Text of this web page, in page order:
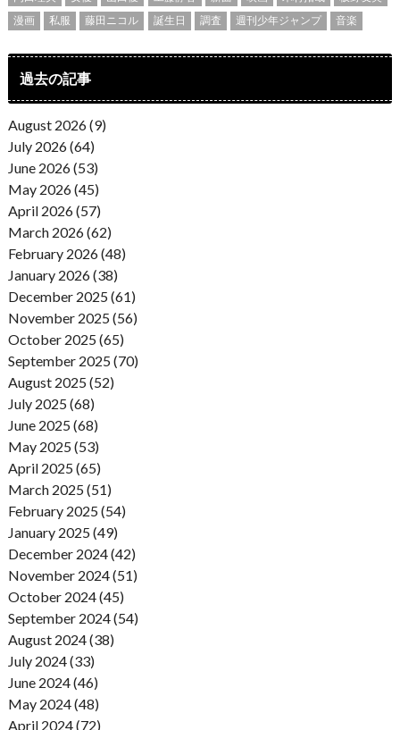
漫画
私服 藤田ニコル 誕生日 調査 週刊少年ジャンプ 音楽
過去の記事
August 2026 (9)
July 2026 (64)
June 2026 (53)
May 2026 (45)
April 2026 (57)
March 2026 (62)
February 2026 (48)
January 2026 (38)
December 2025 (61)
November 2025 (56)
October 2025 (65)
September 2025 (70)
August 2025 (52)
July 2025 (68)
June 2025 (68)
May 2025 (53)
April 2025 (65)
March 2025 (51)
February 2025 (54)
January 2025 (49)
December 2024 (42)
November 2024 (51)
October 2024 (45)
September 2024 (54)
August 2024 (38)
July 2024 (33)
June 2024 (46)
May 2024 (48)
April 2024 (72)